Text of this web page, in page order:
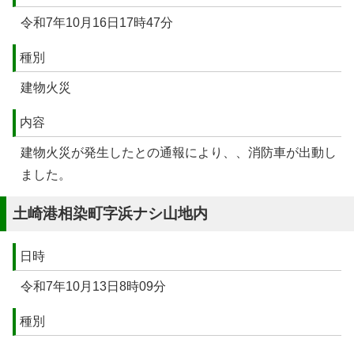
令和7年10月16日17時47分
種別
建物火災
内容
建物火災が発生したとの通報により、、消防車が出動し
ました。
土崎港相染町字浜ナシ山地内
日時
令和7年10月13日8時09分
種別